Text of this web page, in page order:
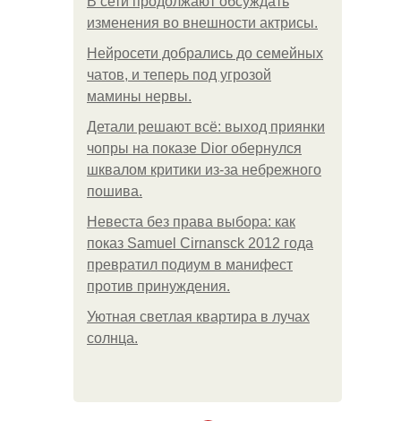
изменения во внешности актрисы.
Нейросети добрались до семейных
чатов, и теперь под угрозой
мамины нервы.
Детали решают всё: выход приянки
чопры на показе Dior обернулся
шквалом критики из-за небрежного
пошива.
Невеста без права выбора: как
показ Samuel Cirnansck 2012 года
превратил подиум в манифест
против принуждения.
Уютная светлая квартира в лучах
солнца.